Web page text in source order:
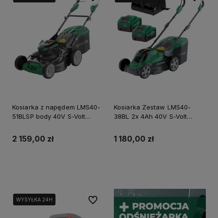
Kosiarka z napędem LMS40-
51BLSP body 40V S-Volt
Gwarancji
2 159,00 zł
Kosiarka Zestaw LMS40-
38BL 2x 4Ah 40V S-Volt
Gwarancji
1 180,00 zł
WYSYŁKA 24H
WYSYŁKA 24H Do ulubionych